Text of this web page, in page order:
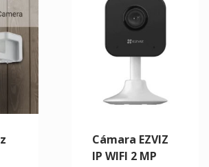
Cámara EZVIZ
IP WIFI 2 MP